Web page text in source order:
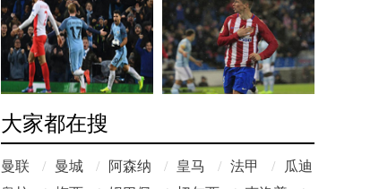
大家都在搜
曼联 / 曼城 / 阿森纳 / 皇马 / 法甲 /
瓜迪